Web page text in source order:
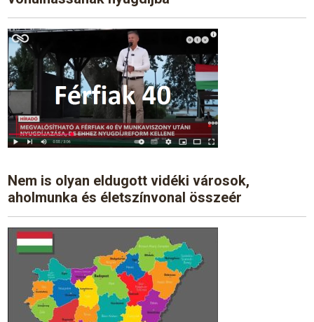
Nem is olyan eldugott vidéki városok,
aholmunka és életszínvonal összeér